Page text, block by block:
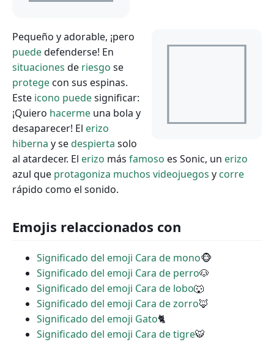
Pequeño y adorable, ¡pero
puededefenderse! En
situaciones de riesgo se
protegecon sus espinas.
Este icono puedesignificar:
¡Quiero hacerme una bola y
desaparecer! El erizo
hiberna y sedespierta solo
al atardecer. El erizo más famoso es Sonic, un erizo
azul que protagoniza muchos videojuegos y corre
rápido como el sonido.
Emojis relaccionados con
Significado del emoji Cara de mono🐵
Significado del emoji Cara de perro🐶
Significado del emoji Cara de lobo🐺
Significado del emoji Cara de zorro🦊
Significado del emoji Gato🐈
Significado del emoji Cara de tigre🐯